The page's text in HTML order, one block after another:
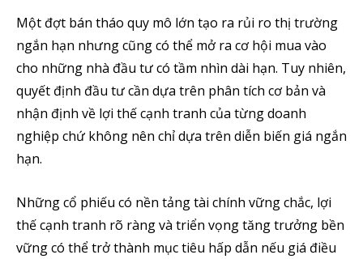
Một đợt bán tháo quy mô lớn tạo ra rủi ro thị trường
ngắn hạn nhưng cũng có thể mở ra cơ hội mua vào
cho những nhà đầu tư có tầm nhìn dài hạn. Tuy nhiên,
quyết định đầu tư cần dựa trên phân tích cơ bản và
nhận định về lợi thế cạnh tranh của từng doanh
nghiệp chứ không nên chỉ dựa trên diễn biến giá ngắn
hạn.
Những cổ phiếu có nền tảng tài chính vững chắc, lợi
thế cạnh tranh rõ ràng và triển vọng tăng trưởng bền
vững có thể trở thành mục tiêu hấp dẫn nếu giá điều